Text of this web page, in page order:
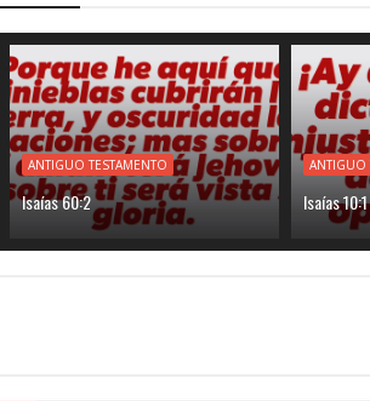
ANTIGUO TESTAMENTO
Isaías 60:2
ANTIGUO
Isaías 10:1